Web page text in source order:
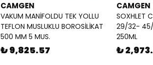
CAMGEN
VAKUM MANİFOLDU TEK YOLLU
TEFLON MUSLUKLU BOROSİLİKAT
500 MM 5 MUS.
₺ 9,825.57
CAMGEN
SOXHLET
29/32- 45/
250ML
₺